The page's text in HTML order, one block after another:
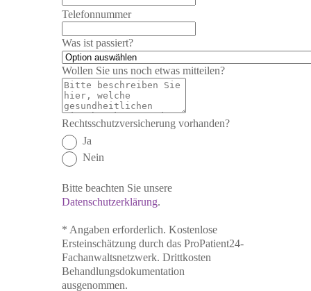
Telefonnummer
Was ist passiert?
Wollen Sie uns noch etwas mitteilen?
Rechtsschutzversicherung vorhanden?
Ja
Nein
Bitte beachten Sie unsere
Datenschutzerklärung.
* Angaben erforderlich. Kostenlose
Ersteinschätzung durch das ProPatient24-
Fachanwaltsnetzwerk. Drittkosten
Behandlungsdokumentation
ausgenommen.